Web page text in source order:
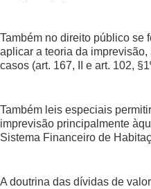
Também no direito público se
aplicar a teoria da
casos (art. 167, II e art. 102,
Também leis especiais
imprevisão principalmente
Sistema Financeiro de
A doutrina das dívidas de